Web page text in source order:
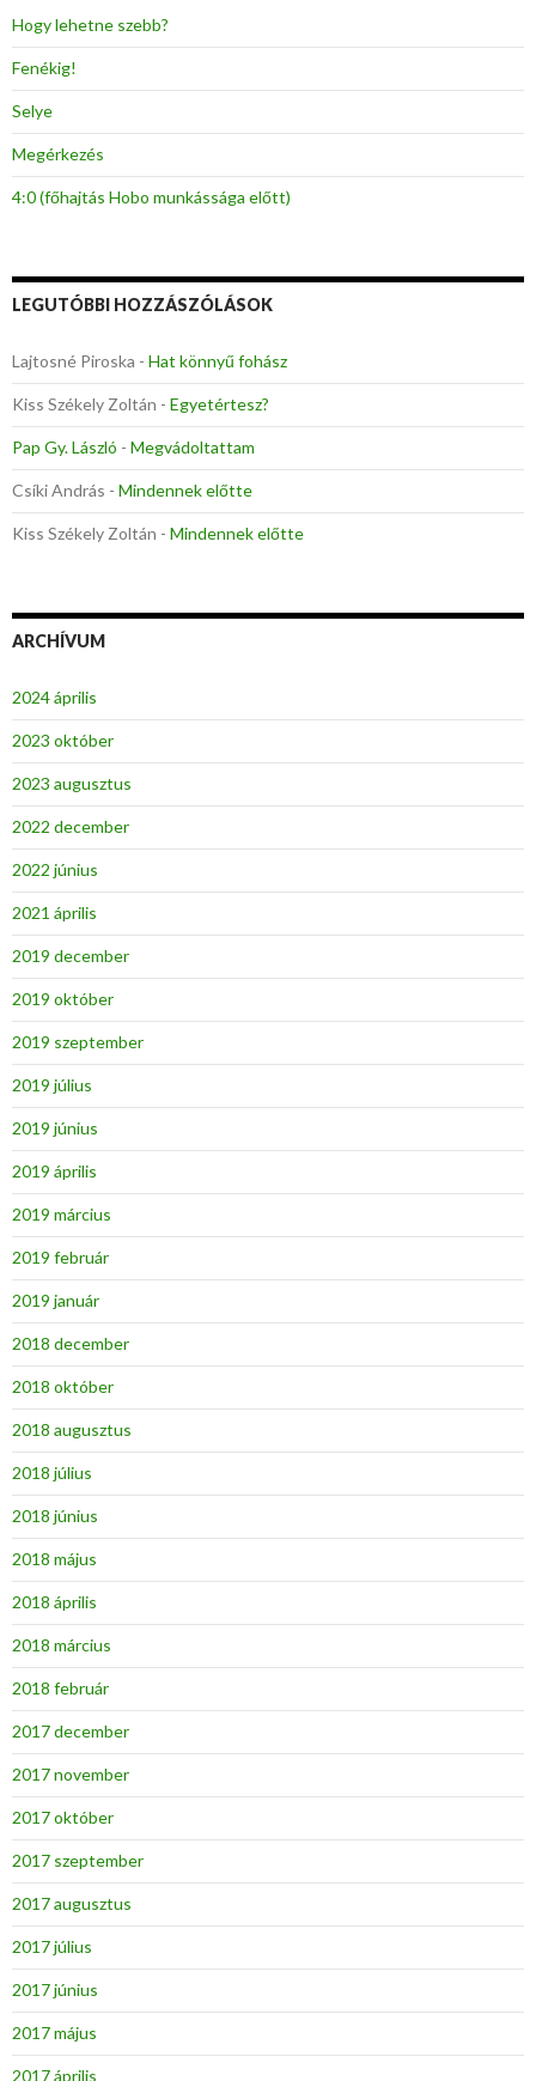
:Hogy lehetne szebb?
Fenékig!
Selye
Megérkezés
4:0 (főhajtás Hobo munkássága előtt)
LEGUTÓBBI HOZZÁSZÓLÁSOK
Lajtosné Piroska - Hat könnyű fohász
Kiss Székely Zoltán - Egyetértesz?
Pap Gy. László - Megvádoltattam
Csíki András - Mindennek előtte
Kiss Székely Zoltán - Mindennek előtte
ARCHÍVUM
2024 április
2023 október
2023 augusztus
2022 december
2022 június
2021 április
2019 december
2019 október
2019 szeptember
2019 július
2019 június
2019 április
2019 március
2019 február
2019 január
2018 december
2018 október
2018 augusztus
2018 július
2018 június
2018 május
2018 április
2018 március
2018 február
2017 december
2017 november
2017 október
2017 szeptember
2017 augusztus
2017 július
2017 június
2017 május
2017 április